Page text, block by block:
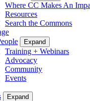
Where CC Makes An
Resources
Search the Commons
Expand
Training + Webinars
Advocacy
Community
Events
Expand